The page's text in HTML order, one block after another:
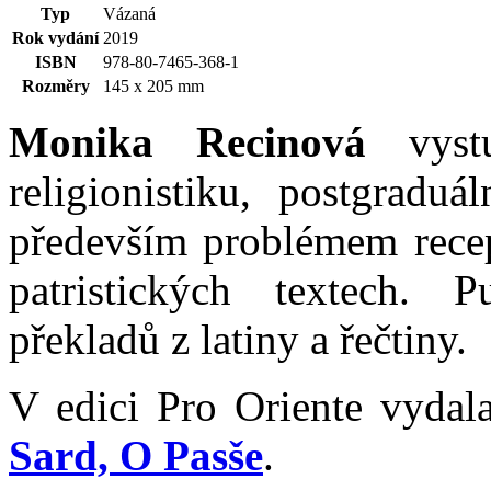
Typ
Vázaná
Rok vydání 2019
ISBN
978-80-7465-368-1
Rozměry
145 x 205 mm
Monika Recinová
religionistiku,
především problémem
patristických textech.
překladů z latiny a řečtiny.
V edici Pro Oriente
Sard, O Pasše.